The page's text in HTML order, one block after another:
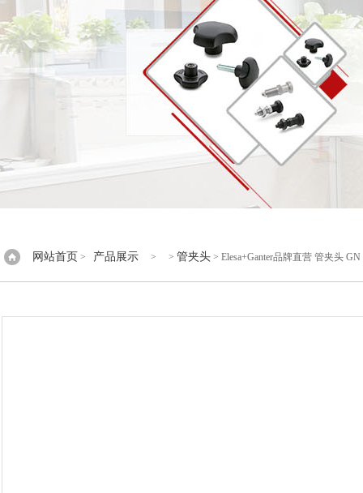
网站首页 > 产品展示 > > 管夹头 > Elesa+Ganter品牌直营 管夹头